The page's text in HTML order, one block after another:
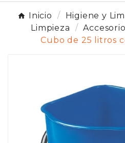
Inicio Higiene y
Limpieza
Cubo de 25 litros